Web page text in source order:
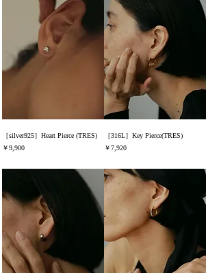
［silver925］Heart Pierce (TRES)
価格
￥9,900
［316L］Key Pierce(TRES)
価格
￥7,920